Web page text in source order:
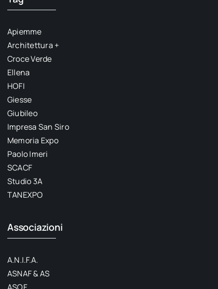
Apiemme
Architettura +
Croce Verde
Ellena
HOFI
Giesse
Giubileo
Impresa San Siro
Memoria Expo
Paolo Imeri
SCACF
Studio 3A
TANEXPO
Associazioni
A.N.I.F.A.
ASNAF & AS